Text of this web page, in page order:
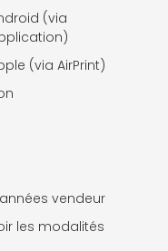
(via
(via AirPrint)
vendeur
les modalités